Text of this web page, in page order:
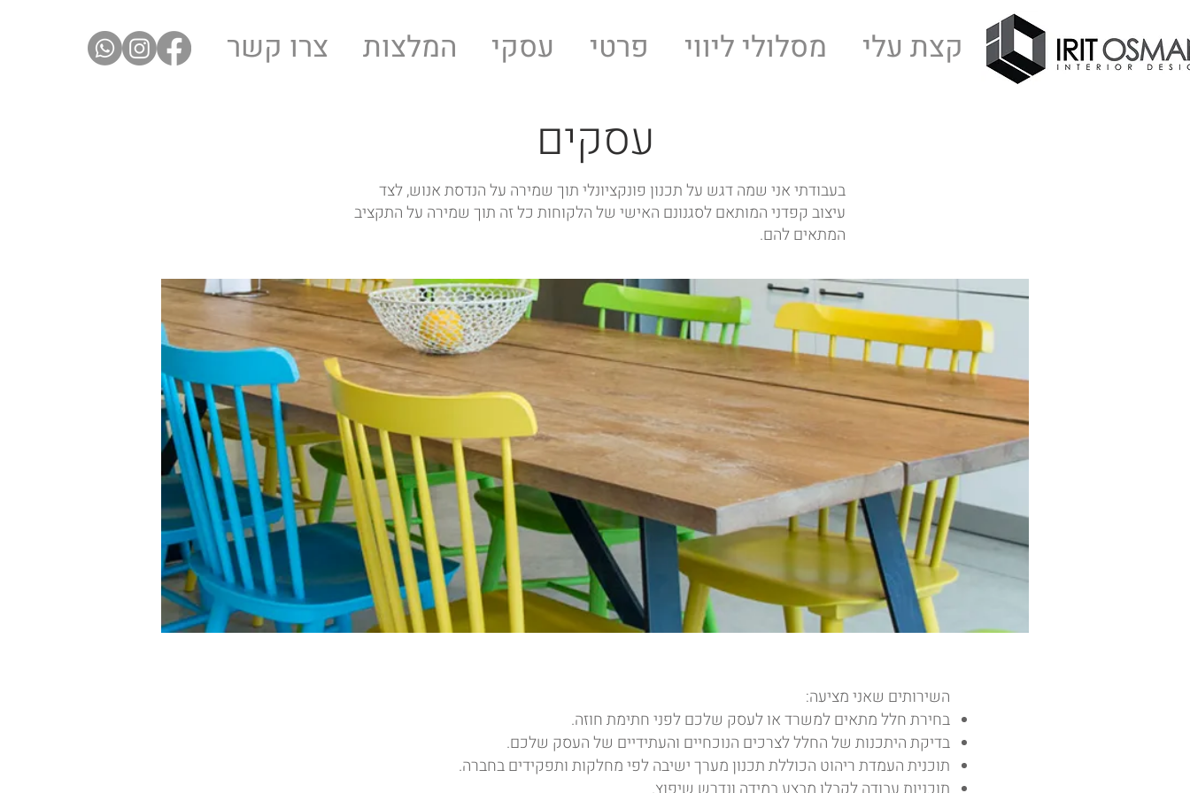
קצת עלי מסלולי ליווי פרטי עסקי המלצות צרו קשר
עסקים
בעבודתי אני שמה דגש על תכנון פונקציונלי תוך שמירה על הנדסת אנוש, לצד
עיצוב קפדני המותאם לסגנונם האישי של הלקוחות כל זה תוך שמירה על התקציב
המתאים להם.
​השירותים שאני מציעה:
בחירת חלל מתאים למשרד או לעסק שלכם לפני חתימת חוזה.
בדיקת היתכנות של החלל לצרכים הנוכחיים והעתידיים של העסק שלכם.
תוכנית העמדת ריהוט הכוללת תכנון מערך ישיבה לפי מחלקות ותפקידים בחברה.